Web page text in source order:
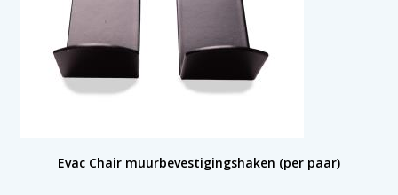
Evac Chair muurbevestigingshaken (per paar)